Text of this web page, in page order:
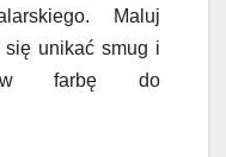
Maluj
się unikać smug i
farbę do